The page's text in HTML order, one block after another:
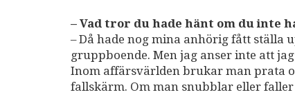
– Vad tror du hade hänt om du inte
– Då hade nog mina anhörig fått ställa
gruppboende. Men jag anser inte att
Inom affärsvärlden brukar man prata
fallskärm. Om man snubblar eller faller